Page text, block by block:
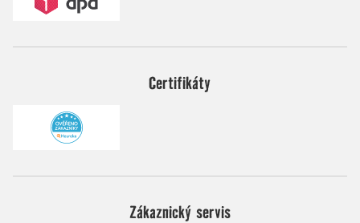
Certifikáty
Zákaznický servis